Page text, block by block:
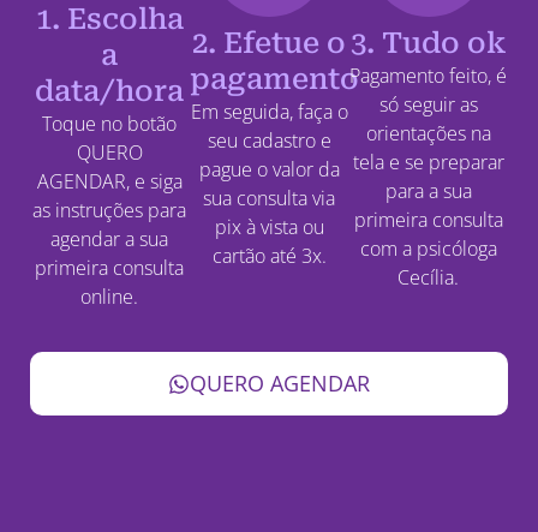
1. Escolha
a
data/hora
Toque no botão
QUERO
AGENDAR, e siga
as instruções para
agendar a sua
primeira consulta
online.
2. Efetue o
pagamento
Em seguida, faça o
seu cadastro e
pague o valor da
sua consulta via
pix à vista ou
cartão até 3x.
3. Tudo ok
Pagamento feito, é
só seguir as
orientações na
tela e se preparar
para a sua
primeira consulta
com a psicóloga
Cecília.
QUERO AGENDAR